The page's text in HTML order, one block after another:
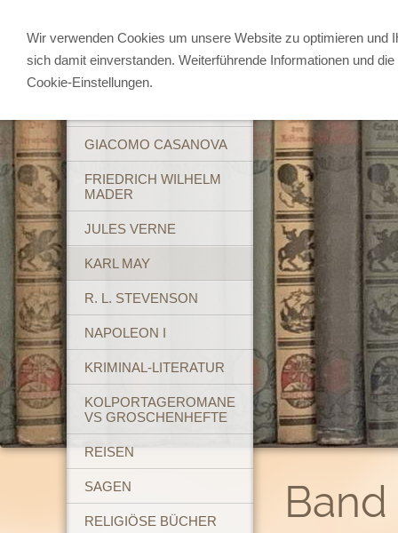
ABENTEUERBÜCHER
GIACOMO CASANOVA
FRIEDRICH WILHELM
MADER
JULES VERNE
KARL MAY
R. L. STEVENSON
NAPOLEON I
KRIMINAL-LITERATUR
KOLPORTAGEROMANE
VS GROSCHENHEFTE
REISEN
SAGEN
RELIGIÖSE BÜCHER
Wir verwenden Cookies um unsere Website zu optimieren und
sich damit einverstanden. Weiterführende Informationen und
Cookie-Einstellungen.